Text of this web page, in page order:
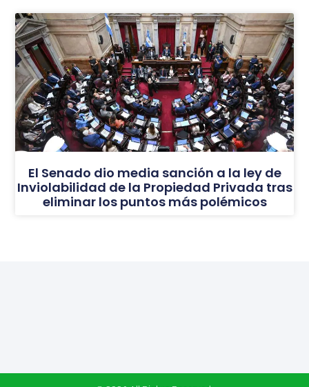
El Senado dio media sanción a la ley de
Inviolabilidad de la Propiedad Privada tras
eliminar los puntos más polémicos